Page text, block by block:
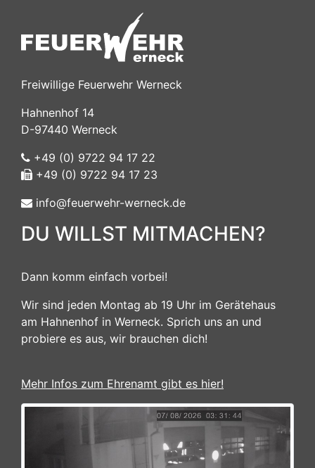
Freiwillige Feuerwehr Werneck
Hahnenhof 14
D-97440 Werneck
+49 (0) 9722 94 17 22
+49 (0) 9722 94 17 23
info@feuerwehr-werneck.de
DU WILLST MITMACHEN?
Dann komm einfach vorbei!
Wir sind jeden Montag ab 19 Uhr im Gerätehaus
am Hahnenhof in Werneck. Sprich uns an und
probiere es aus, wir brauchen dich!
Mehr Infos zum Ehrenamt gibt es hier!